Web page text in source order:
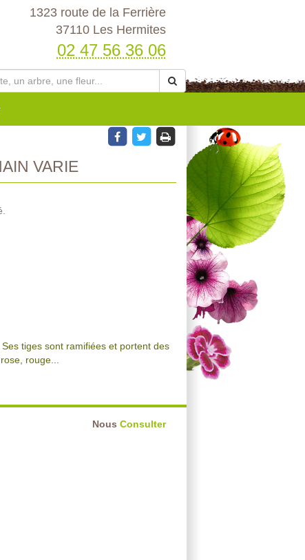
1323 route de la Ferrière
37110 Les Hermites
02 47 56 36 06
VARIE
tiges sont ramifiées et portent des
rouge...
Nous Consulter